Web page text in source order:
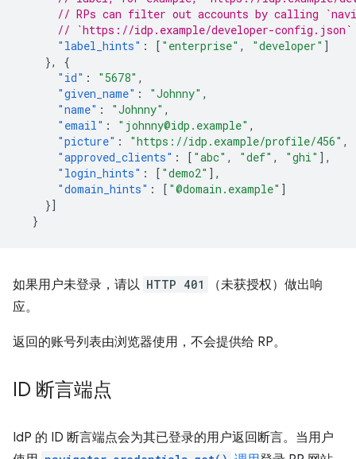
// RPs can filter out accounts by calling
// `https://idp.example/developer-
"label_hints" : [ "enterprise" , "developer" ]
},
{
"id" : "5678" ,
"given_name" : "Johnny" ,
"name" : "Johnny" ,
"email" : "johnny@idp.example" ,
"picture" : "https://idp.example/profile/456" ,
"approved_clients" : [ "abc" , "def" , "ghi" ],
"login_hints" : [ "demo2" ],
"domain_hints" : [ "@domain.example" ]
}]
}
如果用户未登录，请以 HTTP 401
（未获授权）做出响
应。
返回的账号列表由浏览器使用，不会提供给 RP。
ID 断言端点
IdP 的 ID 断言端点会为其已登录的用户返回断言。当用户